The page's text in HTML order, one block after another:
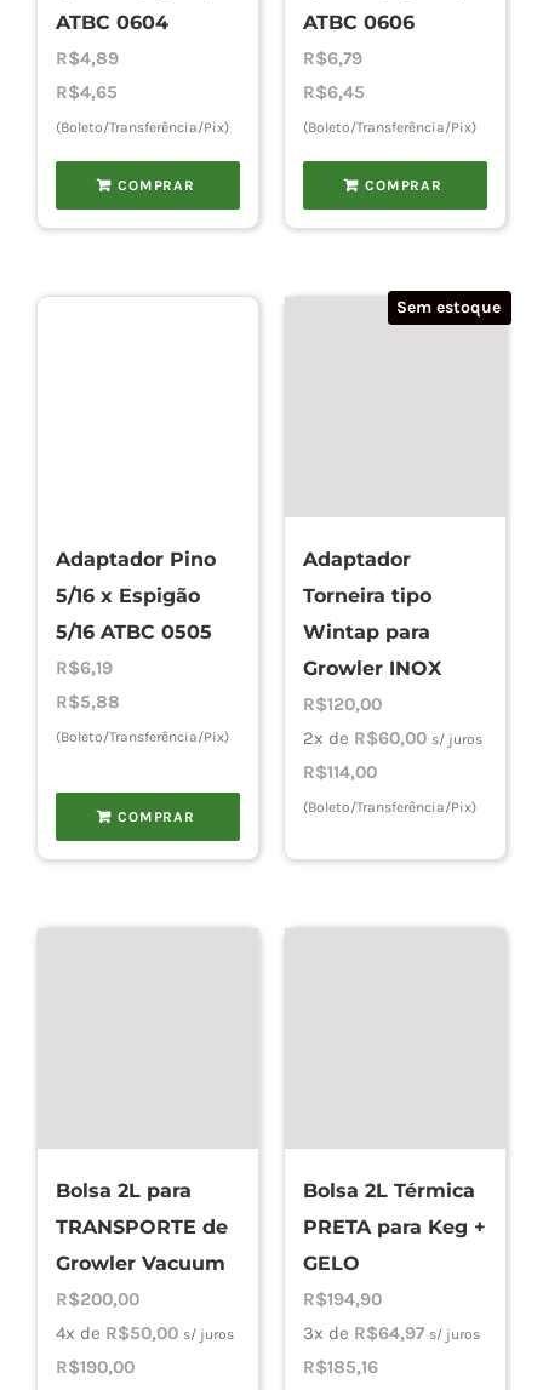
ATBC 0604
R$4,89
R$4,65
(Boleto/Transferência/Pix)
COMPRAR
ATBC 0606
R$6,79
R$6,45
(Boleto/Transferência/Pix)
COMPRAR
Adaptador Pino
5/16 x Espigão
5/16 ATBC 0505
R$6,19
R$5,88
(Boleto/Transferência/Pix)
COMPRAR
Sem estoque
Adaptador
Torneira tipo
Wintap para
Growler INOX
R$120,00
2x de R$60,00 s/ juros
R$114,00
(Boleto/Transferência/Pix)
Bolsa 2L para
TRANSPORTE de
Growler Vacuum
R$200,00
4x de R$50,00 s/ juros
R$190,00
Bolsa 2L Térmica
PRETA para Keg +
GELO
R$194,90
3x de R$64,97 s/ juros
R$185,16